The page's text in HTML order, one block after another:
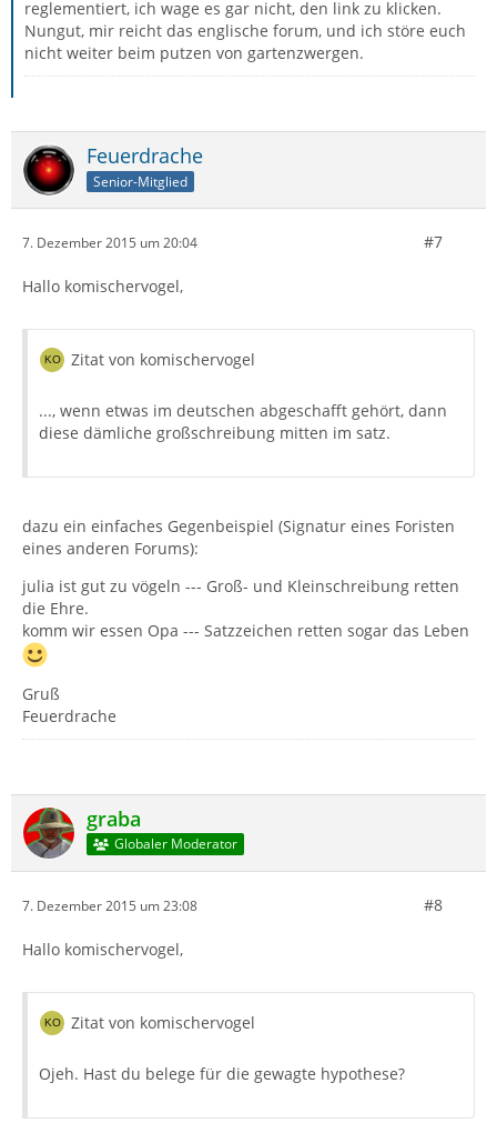
reglementiert, ich wage es gar nicht, den link zu klicken.
Nungut, mir reicht das englische forum, und ich störe euch
nicht weiter beim putzen von gartenzwergen.
Feuerdrache
Senior-Mitglied
7. Dezember 2015 um 20:04 #7
Hallo komischervogel,
Zitat von komischervogel
..., wenn etwas im deutschen abgeschafft gehört, dann
diese dämliche großschreibung mitten im satz.
dazu ein einfaches Gegenbeispiel (Signatur eines Foristen
eines anderen Forums):
julia ist gut zu vögeln --- Groß- und Kleinschreibung retten
die Ehre.
komm wir essen Opa --- Satzzeichen retten sogar das Leben
Gruß
Feuerdrache
graba
Globaler Moderator
7. Dezember 2015 um 23:08 #8
Hallo komischervogel,
Zitat von komischervogel
Ojeh. Hast du belege für die gewagte hypothese?